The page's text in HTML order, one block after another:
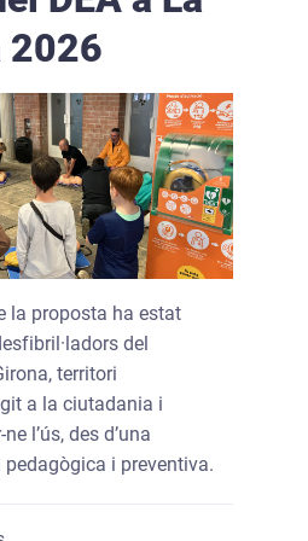
2026
la proposta ha estat
del
territori
a la ciutadania i
l’ús, des d’una
pedagògica i preventiva.